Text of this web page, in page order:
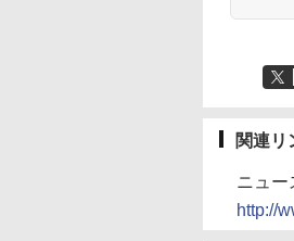
関連リ
ニュー
http://